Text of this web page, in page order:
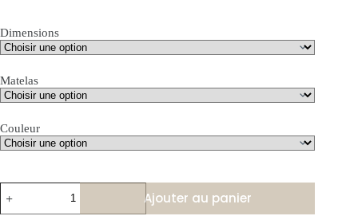
Dimensions
Matelas
Couleur
Ajouter au panier